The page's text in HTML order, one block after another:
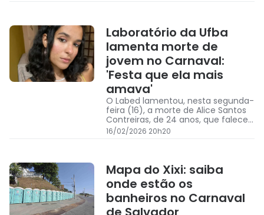
Laboratório da Ufba
lamenta morte de
jovem no Carnaval:
'Festa que ela mais
amava'
O Labed lamentou, nesta segunda-
feira (16), a morte de Alice Santos
Contreiras, de 24 anos, que faleceu
após ser atropelada por um
caminhão-tanque no Carnaval de
16/02/2026 20h20
Mapa do Xixi: saiba
onde estão os
banheiros no Carnaval